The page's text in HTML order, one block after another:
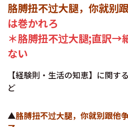
胳膊扭不过大腿，你就别
は巻かれろ
＊胳膊扭不过大腿;直訳→
ない
【経験則・生活の知恵】に関す
ど
▲胳膊扭不过大腿，你就别跟他